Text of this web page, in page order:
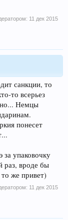
11 дек 2015
санкции, то
то всерьез
Немцы
понесет
упаковочку
раз, вроде бы
же привет)
11 дек 2015